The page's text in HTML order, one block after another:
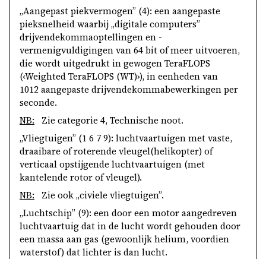
„Aangepast piekvermogen” (4): een aangepaste
pieksnelheid waarbij „digitale computers”
drijvendekommaoptellingen en -
vermenigvuldigingen van 64 bit of meer uitvoeren,
die wordt uitgedrukt in gewogen TeraFLOPS
(‹Weighted TeraFLOPS (WT)›), in eenheden van
1012aangepaste drijvendekommabewerkingen per
seconde.
NB:
Zie categorie 4, Technische noot.
„Vliegtuigen” (1 6 7 9): luchtvaartuigen met vaste,
draaibare of roterende vleugel(helikopter) of
verticaal opstijgende luchtvaartuigen (met
kantelende rotor of vleugel).
NB:
Zie ook „civiele vliegtuigen”.
„Luchtschip” (9): een door een motor aangedreven
luchtvaartuig dat in de lucht wordt gehouden door
een massa aan gas (gewoonlijk helium, voordien
waterstof) dat lichter is dan lucht.